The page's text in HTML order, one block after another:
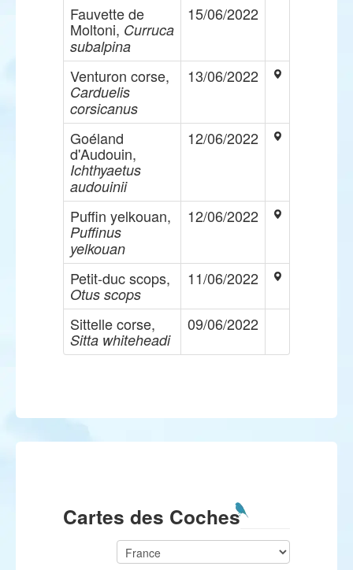
Fauvette de
Moltoni, Curruca
subalpina
15/06/2022
Venturon corse,
Carduelis
corsicanus
13/06/2022
Goéland
d'Audouin,
Ichthyaetus
audouinii
12/06/2022
Puffin yelkouan,
Puffinus
yelkouan
12/06/2022
Petit-duc scops,
Otus scops
11/06/2022
Sittelle corse,
Sitta whiteheadi
09/06/2022
Cartes des Coches